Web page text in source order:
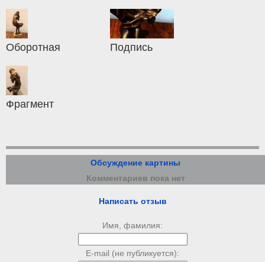
Оборотная Подпись
Фрагмент
Обсуждение картины
Комментариев пока нет
Написать отзыв
Имя, фамилия:
E-mail (не публикуется):